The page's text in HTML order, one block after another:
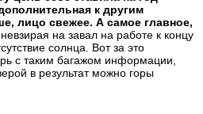
к другим
лицо свежее. А самое главное,
на завал на работе к концу
солнца. Вот за это
таким багажом информации,
в результат можно горы